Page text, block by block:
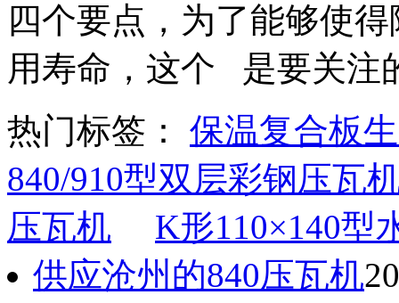
四个要点，为了能够使
用寿命，这个 是要关注
热门标签： 保温复合板
840/910型双层彩钢压瓦
压瓦机
K形110×140型
供应沧州的840压瓦机